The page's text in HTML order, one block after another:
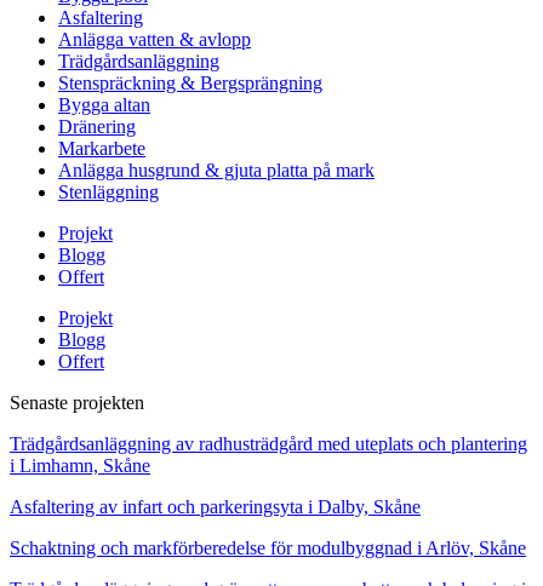
Asfaltering
Anlägga vatten & avlopp
Trädgårdsanläggning
Stenspräckning & Bergsprängning
Bygga altan
Dränering
Markarbete
Anlägga husgrund & gjuta platta på mark
Stenläggning
Projekt
Blogg
Offert
Projekt
Blogg
Offert
Senaste projekten
Trädgårdsanläggning av radhusträdgård med uteplats och plantering
i Limhamn, Skåne
Asfaltering av infart och parkeringsyta i Dalby, Skåne
Schaktning och markförberedelse för modulbyggnad i Arlöv, Skåne